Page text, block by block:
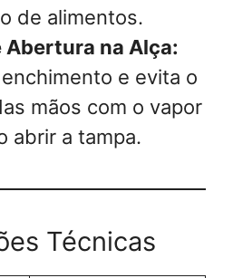
de alimentos.
Abertura na Alça:
e evita o
mãos com o vapor
abrir a tampa.
Técnicas